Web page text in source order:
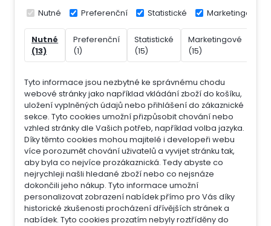
Nutné Preferenční Statistické Marketingové
Nutné
(13)
Preferenční
(1)
Statistické
(15)
Marketingové
(15)
Tyto informace jsou nezbytné ke správnému chodu
webové stránky jako například vkládání zboží do košíku,
uložení vyplněných údajů nebo přihlášení do zákaznické
sekce. Tyto cookies umožní přizpůsobit chování nebo
vzhled stránky dle Vašich potřeb, například volba jazyka.
Díky těmto cookies mohou majitelé i developeři webu
více porozumět chování uživatelů a vyvijet stránku tak,
aby byla co nejvíce prozákaznická. Tedy abyste co
nejrychleji našli hledané zboží nebo co nejsnáze
dokončili jeho nákup. Tyto informace umožní
personalizovat zobrazení nabídek přímo pro Vás díky
historické zkušenosti procházení dřívějších stránek a
nabídek. Tyto cookies prozatím nebyly roztříděny do